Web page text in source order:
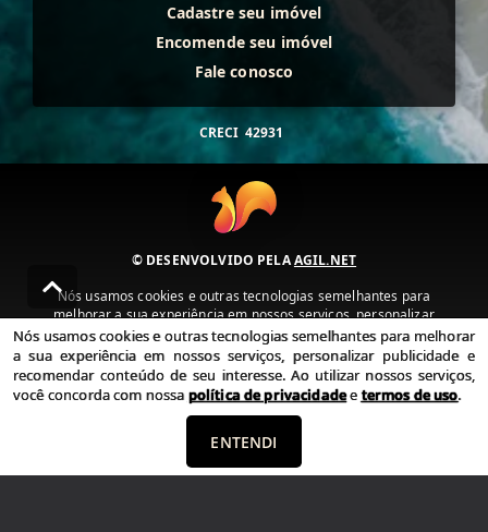
Cadastre seu imóvel
Encomende seu imóvel
Fale conosco
CRECI 42931
© DESENVOLVIDO PELAAGIL.NET
Nós usamos cookies e outras tecnologias semelhantes para
melhorar a sua experiência em nossos serviços, personalizar
publicidade e recomendar conteúdo de seu interesse. Ao utilizar
nossos serviços, você concorda com nossa política de privacidade e
termos de uso.
Política de Privacidade Termos de uso
Nós usamos cookies e outras tecnologias semelhantes para melhorar
a sua experiência em nossos serviços, personalizar publicidade e
recomendar conteúdo de seu interesse. Ao utilizar nossos serviços,
você concorda com nossa política de privacidadeetermos de uso.
ENTENDI